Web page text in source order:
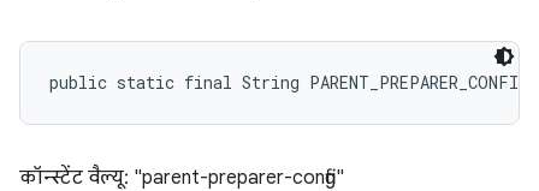
public static final String PARENT_PREPARER_CONFIG
कॉन्स्टेंट वैल्यू: "parent-preparer-config"